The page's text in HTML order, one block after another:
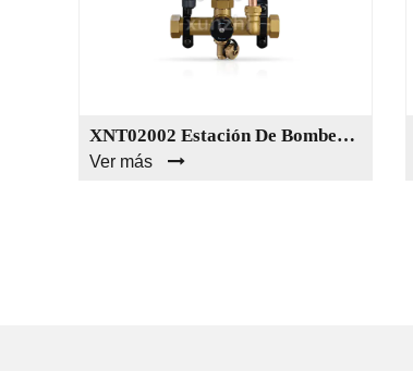
XNT02002 Estación De Bombeo Solar Para Sistemas Solares Térmicos Sistema De Calefacción Por Suelo Radiante
Ver más